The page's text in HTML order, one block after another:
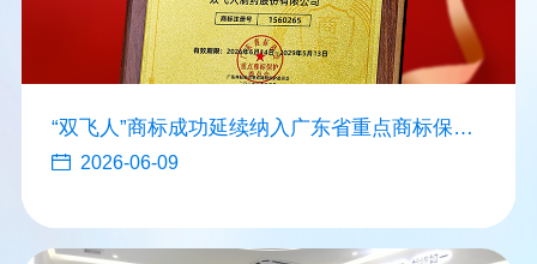
“双飞人”商标成功延续纳入广东省重点商标保护
名录2026-06-09